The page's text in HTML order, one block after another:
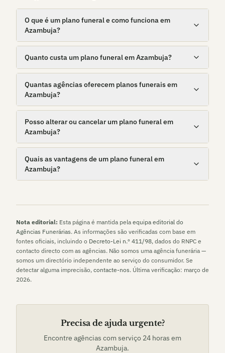
O que é um plano funeral e como funciona em
Azambuja?
Quanto custa um plano funeral em Azambuja?
Quantas agências oferecem planos funerais em
Azambuja?
Posso alterar ou cancelar um plano funeral em
Azambuja?
Quais as vantagens de um plano funeral em
Azambuja?
Nota editorial: Esta página é mantida pela equipa editorial do
Agências Funerárias. As informações são verificadas com base em
fontes oficiais, incluindo o Decreto-Lei n.º 411/98, dados do RNPC e
contacto directo com as agências. Não somos uma agência funerária —
somos um directório independente ao serviço do consumidor. Se
detectar alguma imprecisão, contacte-nos. Última verificação: março de
2026.
Precisa de ajuda urgente?
Encontre agências com serviço 24 horas em
Azambuja.